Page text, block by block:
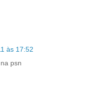
às 17:52
psn